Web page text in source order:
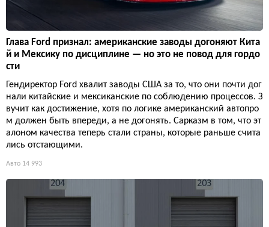
Глава Ford признал: американские заводы догоняют Кита
й и Мексику по дисциплине — но это не повод для гордо
сти
Гендиректор Ford хвалит заводы США за то, что они почти дог
нали китайские и мексиканские по соблюдению процессов. З
вучит как достижение, хотя по логике американский автопро
м должен быть впереди, а не догонять. Сарказм в том, что эт
алоном качества теперь стали страны, которые раньше счита
лись отстающими.
Авто 14 993